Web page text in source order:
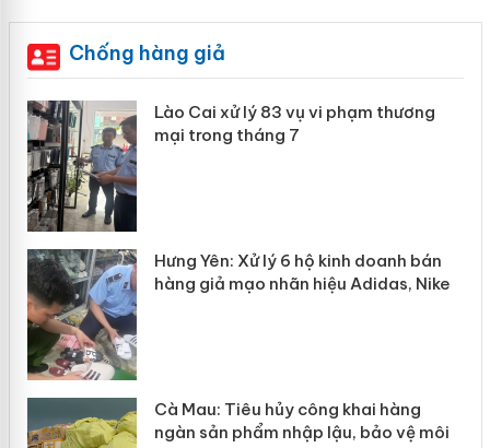
Chống hàng giả
Lào Cai xử lý 83 vụ vi phạm thương
mại trong tháng 7
Hưng Yên: Xử lý 6 hộ kinh doanh bán
hàng giả mạo nhãn hiệu Adidas, Nike
Cà Mau: Tiêu hủy công khai hàng
ngàn sản phẩm nhập lậu, bảo vệ môi